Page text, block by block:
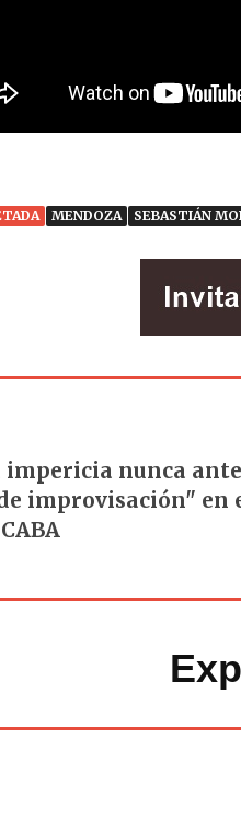
MENDOZA SEBASTIÁN
nunca
improvisación" en